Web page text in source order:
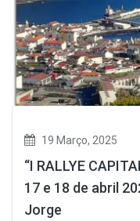
19 Março, 2025
“I RALLYE
17 e 18 de abril
Jorge